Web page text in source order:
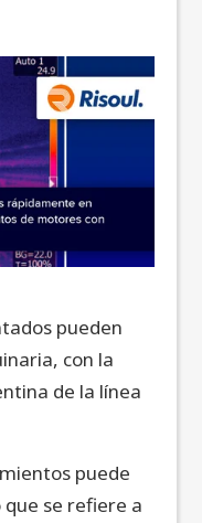
pueden
con la
de la línea
puede
se refiere a